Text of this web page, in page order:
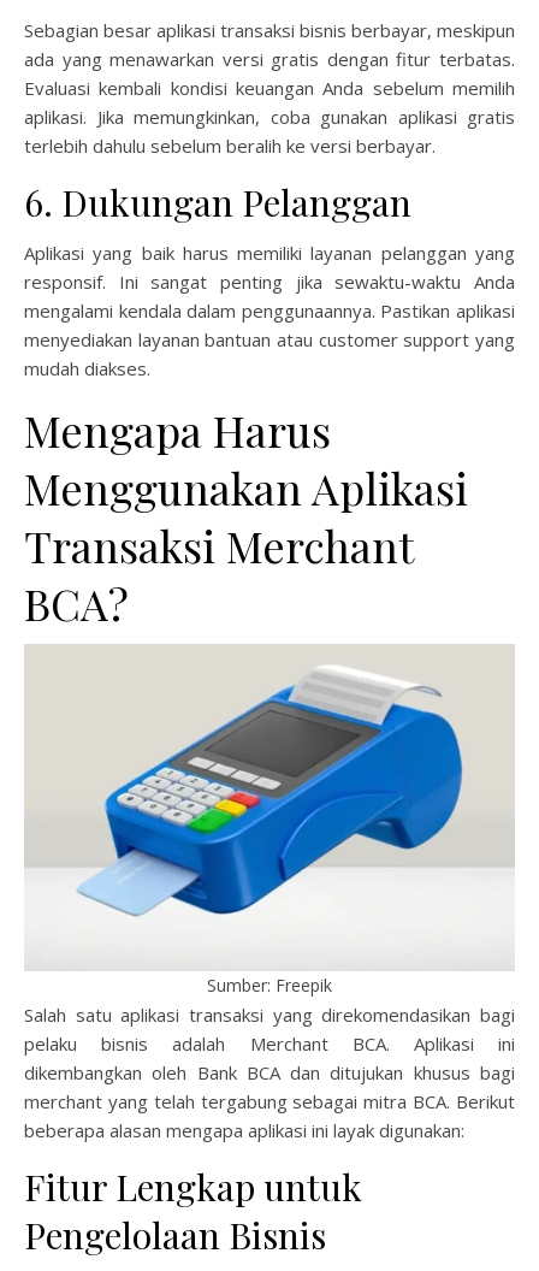
Sebagian besar aplikasi transaksi bisnis berbayar, meskipun
ada yang menawarkan versi gratis dengan fitur terbatas.
Evaluasi kembali kondisi keuangan Anda sebelum memilih
aplikasi. Jika memungkinkan, coba gunakan aplikasi gratis
terlebih dahulu sebelum beralih ke versi berbayar.
6. Dukungan Pelanggan
Aplikasi yang baik harus memiliki layanan pelanggan yang
responsif. Ini sangat penting jika sewaktu-waktu Anda
mengalami kendala dalam penggunaannya. Pastikan aplikasi
menyediakan layanan bantuan atau customer support yang
mudah diakses.
Mengapa Harus
Menggunakan Aplikasi
Transaksi Merchant
BCA?
Sumber: Freepik
Salah satu aplikasi transaksi yang direkomendasikan bagi
pelaku bisnis adalah Merchant BCA. Aplikasi ini
dikembangkan oleh Bank BCA dan ditujukan khusus bagi
merchant yang telah tergabung sebagai mitra BCA. Berikut
beberapa alasan mengapa aplikasi ini layak digunakan:
Fitur Lengkap untuk
Pengelolaan Bisnis